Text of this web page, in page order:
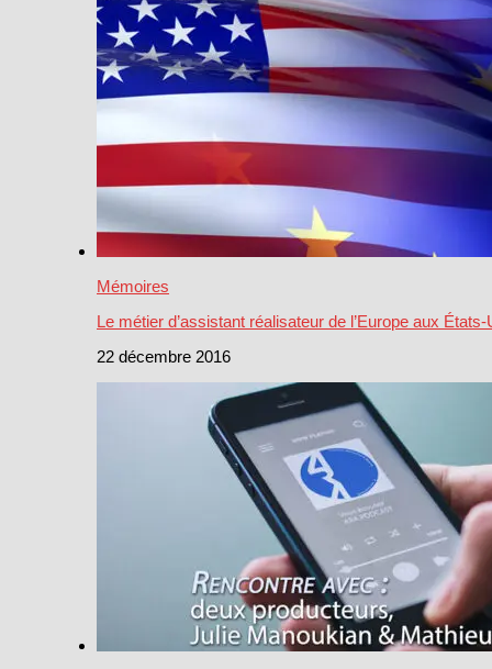
Mémoires
Le métier d’assistant réalisateur de l’Europe aux États-
22 décembre 2016